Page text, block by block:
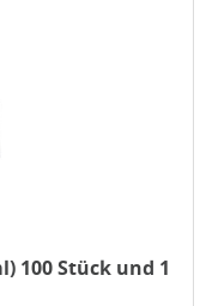
100 Stück und 1